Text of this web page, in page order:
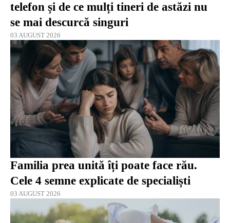
telefon și de ce mulți tineri de astăzi nu
se mai descurcă singuri
03 AUGUST 2026
Familia prea unită îți poate face rău.
Cele 4 semne explicate de specialiști
03 AUGUST 2026